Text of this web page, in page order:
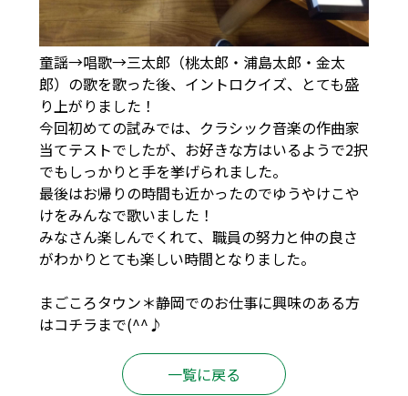
童謡→唱歌→三太郎（桃太郎・浦島太郎・金太
郎）の歌を歌った後、イントロクイズ、とても盛
り上がりました！
今回初めての試みでは、クラシック音楽の作曲家
当てテストでしたが、お好きな方はいるようで2択
でもしっかりと手を挙げられました。
最後はお帰りの時間も近かったのでゆうやけこや
けをみんなで歌いました！
みなさん楽しんでくれて、職員の努力と仲の良さ
がわかりとても楽しい時間となりました。
まごころタウン＊静岡でのお仕事に興味のある方
はコチラ まで(^^♪
一覧に戻る